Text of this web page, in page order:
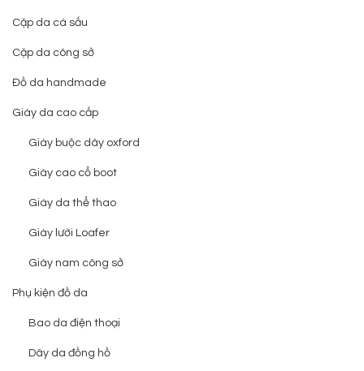
Cặp da cá sấu
Cặp da công sở
Đồ da handmade
Giày da cao cấp
Giày buộc dây oxford
Giày cao cổ boot
Giày da thể thao
Giày lười Loafer
Giày nam công sở
Phụ kiện đồ da
Bao da điện thoại
Dây da đồng hồ